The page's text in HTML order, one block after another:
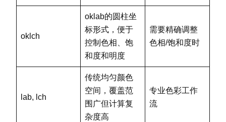
oklch
oklab的圆柱坐
标形式，便于
控制色相、饱
和度和明度
需要精确调整
色相/饱和度时
lab, lch
传统均匀颜色
空间，覆盖范
围广但计算复
杂度高
专业色彩工作
流